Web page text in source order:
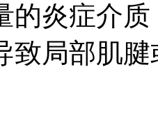
的炎症介
致局部肌